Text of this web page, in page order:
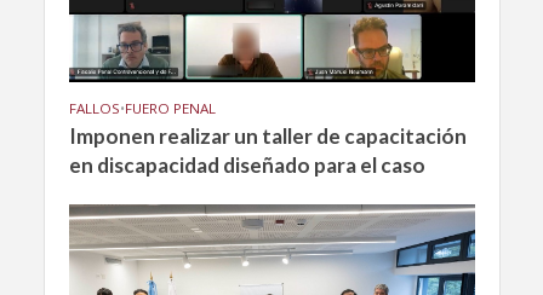
FALLOS•FUERO PENAL
Imponen realizar un taller de capacitación
en discapacidad diseñado para el caso